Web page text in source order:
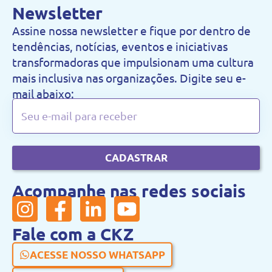
Newsletter
Assine nossa newsletter e fique por dentro de
tendências, notícias, eventos e iniciativas
transformadoras que impulsionam uma cultura
mais inclusiva nas organizações. Digite seu e-
mail abaixo:
CADASTRAR
Acompanhe nas redes sociais
Fale com a CKZ
ACESSE NOSSO WHATSAPP